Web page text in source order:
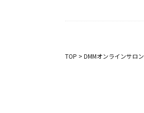
TOP > DMMオンラインサロン